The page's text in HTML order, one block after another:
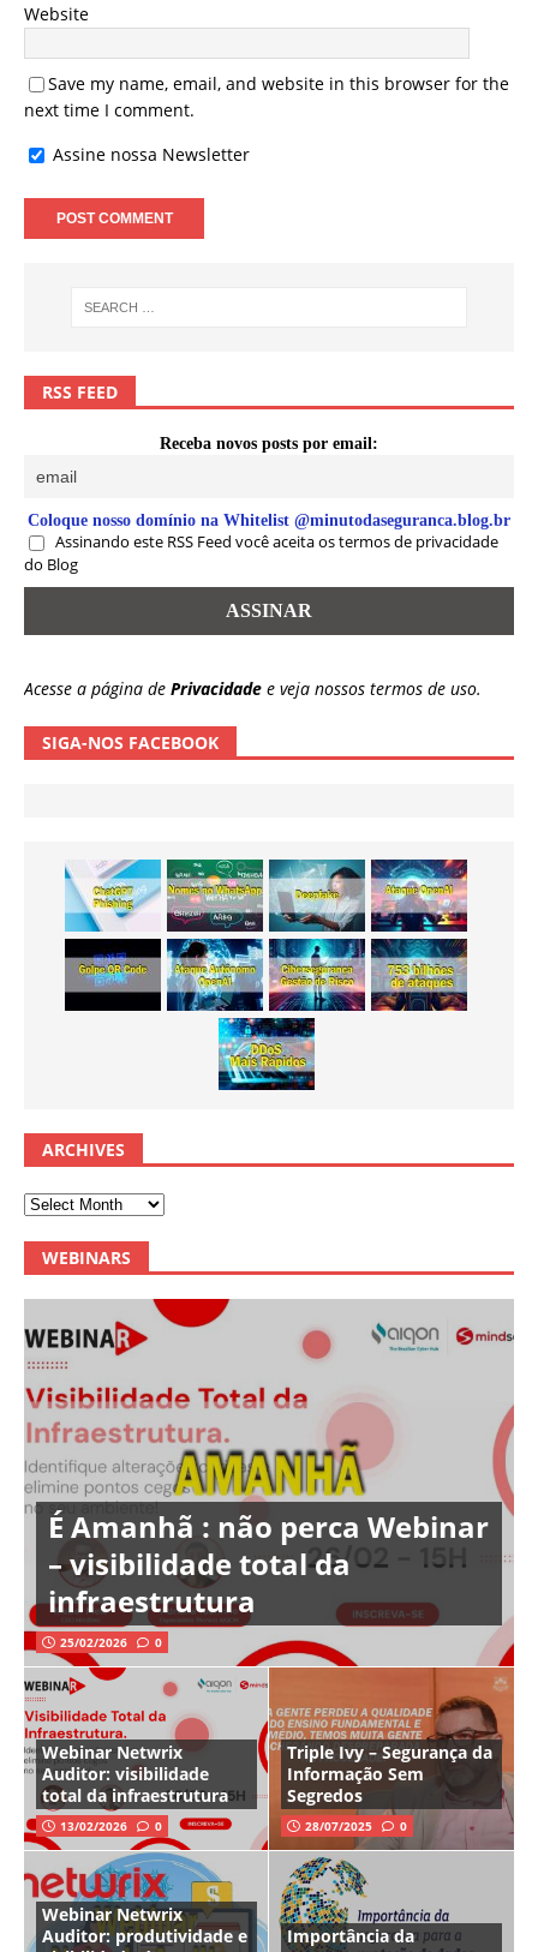
Website
Save my name, email, and website in this browser for the
next time I comment.
Assine nossa Newsletter
RSS FEED
Receba novos posts por email:
Coloque nosso domínio na Whitelist @minutodaseguranca.blog.br
Assinando este RSS Feed você aceita os termos de privacidade
do Blog
Acesse a página de Privacidade e veja nossos termos de uso.
SIGA-NOS FACEBOOK
ARCHIVES
WEBINARS
É Amanhã : não perca Webinar
– visibilidade total da
infraestrutura
25/02/2026 0
Webinar Netwrix
Auditor: visibilidade
total da infraestrutura
13/02/2026 0
Triple Ivy – Segurança da
Informação Sem
Segredos
28/07/2025 0
Webinar Netwrix
Auditor: produtividade e
Importância da